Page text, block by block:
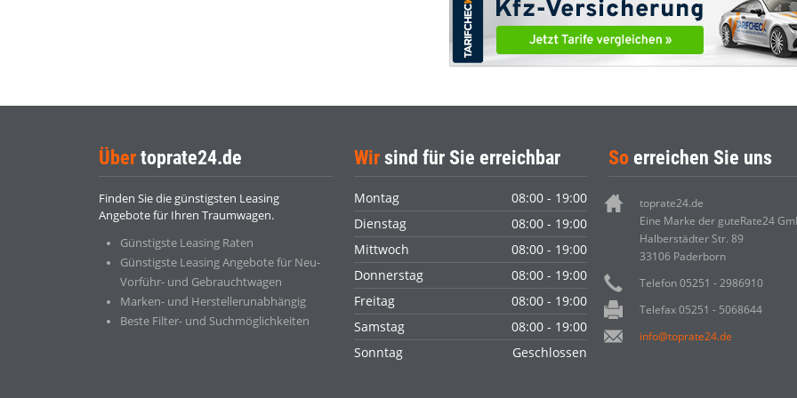
Über toprate24.de
Finden Sie die günstigsten Leasing
Angebote für Ihren Traumwagen.
Günstigste Leasing Raten
Günstigste Leasing Angebote für Neu-
Vorführ- und Gebrauchtwagen
Marken- und Herstellerunabhängig
Beste Filter- und Suchmöglichkeiten
Wirsind für Sie erreichbar
Montag
08:00 - 19:00
Dienstag
08:00 - 19:00
Mittwoch
08:00 - 19:00
Donnerstag
08:00 - 19:00
Freitag
08:00 - 19:00
Samstag
08:00 - 19:00
Sonntag
Geschlossen
So erreichen Sie uns
toprate24.de
Eine Marke der guteRate24
Halberstädter Str. 89
33106 Paderborn
Telefon 05251 - 2986910
Telefax 05251 - 5068644
info@toprate24.de